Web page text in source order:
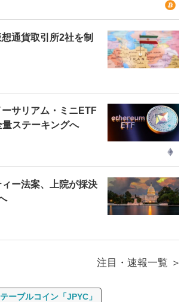
通貨取引所2社を制
サリアム・ミニETF
ステーキングへ
ー法案、上院が採決
注目・速報一覧
ーブルコイン「JPYC」